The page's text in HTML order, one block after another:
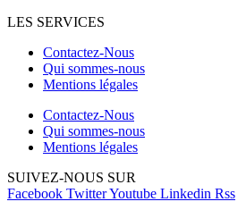
LES SERVICES
Contactez-Nous
Qui sommes-nous
Mentions légales
Contactez-Nous
Qui sommes-nous
Mentions légales
SUIVEZ-NOUS SUR
Facebook TwitterYoutube Linkedin Rss